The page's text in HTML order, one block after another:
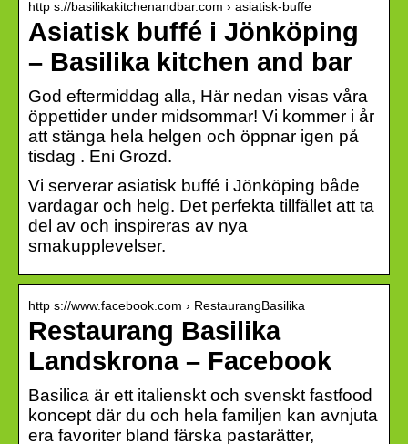
http s://basilikakitchenandbar.com › asiatisk-buffe
Asiatisk buffé i Jönköping
– Basilika kitchen and bar
God eftermiddag alla, Här nedan visas våra
öppettider under midsommar! Vi kommer i år
att stänga hela helgen och öppnar igen på
tisdag . Eni Grozd.
Vi serverar asiatisk buffé i Jönköping både
vardagar och helg. Det perfekta tillfället att ta
del av och inspireras av nya
smakupplevelser.
http s://www.facebook.com › RestaurangBasilika
Restaurang Basilika
Landskrona – Facebook
Basilica är ett italienskt och svenskt fastfood
koncept där du och hela familjen kan avnjuta
era favoriter bland färska pastarätter,